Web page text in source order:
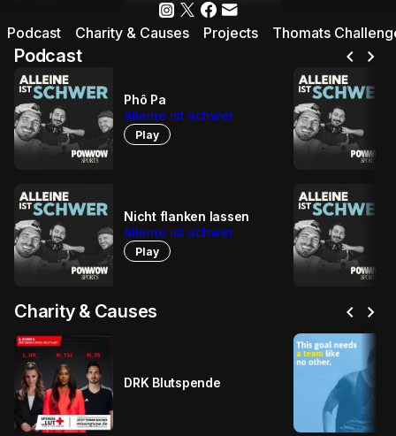
Podcast Charity & Causes Projects Thomats
Podcast chevron_left chevron_right
Phô Pa
Alleine ist schwer
Play
Nicht flanken lassen
Alleine ist schwer
Play
Charity & Causes chevron_left chevron_right
DRK Blutspende